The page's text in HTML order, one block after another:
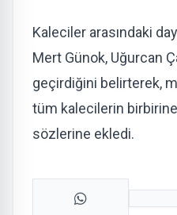
Kaleciler arasındaki
Mert Günok, Uğurcan
geçirdiğini belirterek,
tüm kalecilerin
sözlerine ekledi.